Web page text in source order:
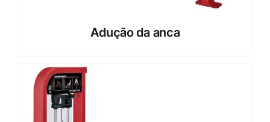
Adução da anca